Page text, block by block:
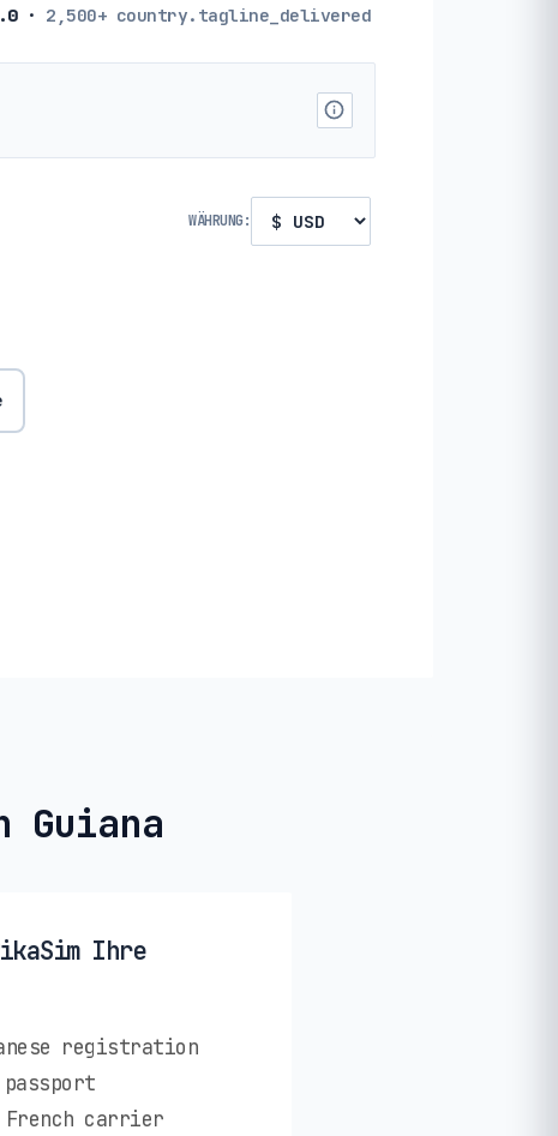
· 2,500+ country.tagline_delivered
WÄHRUNG:
Guiana
Ihre
registration
carrier